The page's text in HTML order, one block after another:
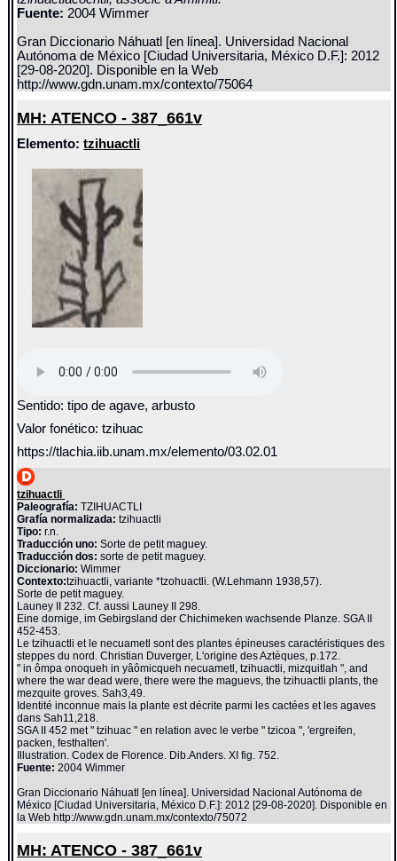
Fuente: 2004 Wimmer
Gran Diccionario Náhuatl [en línea]. Universidad Nacional
Autónoma de México [Ciudad Universitaria, México D.F.]: 2012
[29-08-2020]. Disponible en la Web
http://www.gdn.unam.mx/contexto/75064
MH: ATENCO - 387_661v
Elemento:tzihuactli
Sentido: tipo de agave, arbusto
Valor fonético: tzihuac
https://tlachia.iib.unam.mx/elemento/03.02.01
tzihuactli
Paleografía: TZIHUACTLI
Grafía normalizada: tzihuactli
Tipo: r.n.
Traducción uno: Sorte de petit maguey.
Traducción dos: sorte de petit maguey.
Diccionario:Wimmer
Contexto:tzihuactli, variante *tzohuactli. (W.Lehmann 1938,57).
Sorte de petit maguey.
Launey II 232. Cf. aussi Launey II 298.
Eine dornige, im Gebirgsland der Chichimeken wachsende Planze. SGA II
452-453.
Le tzihuactli et le necuametl sont des plantes épineuses caractéristiques des
steppes du nord. Christian Duverger, L'origine des Aztèques, p.172.
" in ômpa onoqueh in yâômicqueh necuametl, tzihuactli, mizquitlah ", and
where the war dead were, there were the maguevs, the tzihuactli plants, the
mezquite groves. Sah3,49.
Identité inconnue mais la plante est décrite parmi les cactées et les agaves
dans Sah11,218.
SGA II 452 met " tzihuac " en relation avec le verbe " tzicoa ", 'ergreifen,
packen, festhalten'.
Illustration. Codex de Florence. Dib.Anders. XI fig. 752.
Fuente: 2004 Wimmer
Gran Diccionario Náhuatl [en línea]. Universidad Nacional Autónoma de
México [Ciudad Universitaria, México D.F.]: 2012 [29-08-2020]. Disponible en
la Web http://www.gdn.unam.mx/contexto/75072
MH: ATENCO - 387_661v